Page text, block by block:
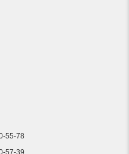
55-78
57-39